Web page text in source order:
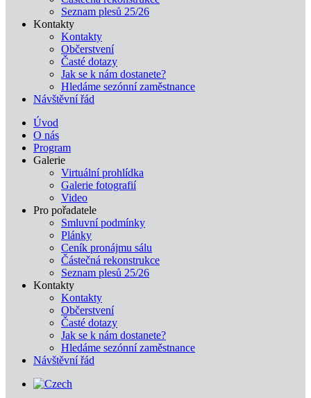
Seznam plesů 25/26
Kontakty
Kontakty
Občerstvení
Časté dotazy
Jak se k nám dostanete?
Hledáme sezónní zaměstnance
Návštěvní řád
Úvod
O nás
Program
Galerie
Virtuální prohlídka
Galerie fotografií
Video
Pro pořadatele
Smluvní podmínky
Plánky
Ceník pronájmu sálu
Částečná rekonstrukce
Seznam plesů 25/26
Kontakty
Kontakty
Občerstvení
Časté dotazy
Jak se k nám dostanete?
Hledáme sezónní zaměstnance
Návštěvní řád